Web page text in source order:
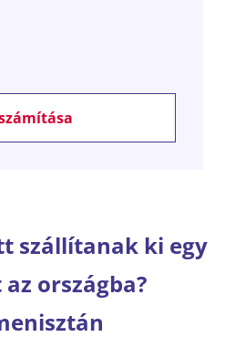
szállítanak ki egy
országba?